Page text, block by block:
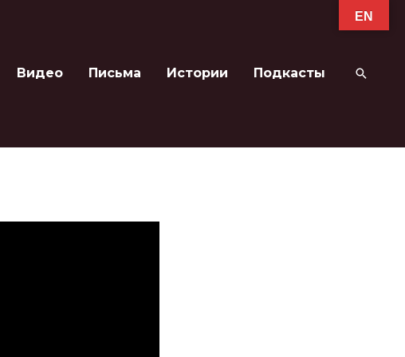
Видео Письма Истории Подкасты Поиск
EN